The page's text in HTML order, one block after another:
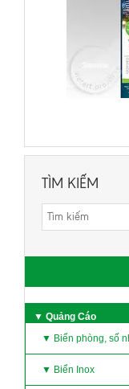
TÌM KIẾM
▼ Quảng Cáo
▼ Biển phòng, số
▼ Biển Inox